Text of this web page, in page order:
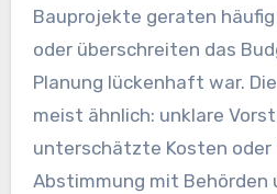
Bauprojekte geraten
oder überschreiten das
Planung lückenhaft war.
meist ähnlich: unklare
unterschätzte Kosten oder
Abstimmung mit Behörden